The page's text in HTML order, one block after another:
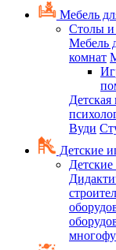
Мебель
Столы и
Мебель
комнат
Вуди
Детские